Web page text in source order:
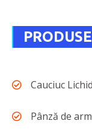
Cauciuc Lichid
Pânză de